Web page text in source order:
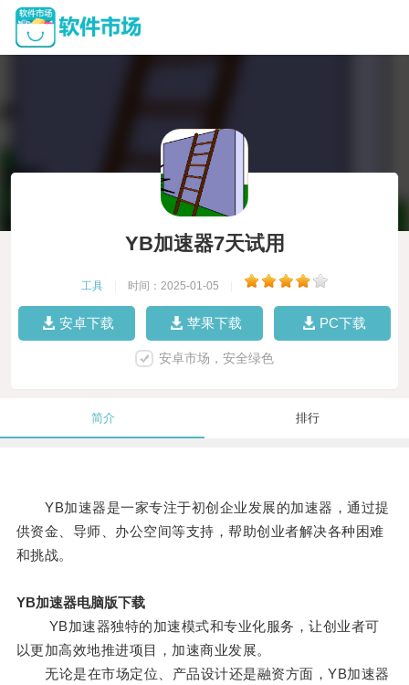
YB加速器7天试用
工具 时间：2025-01-05
安卓下载 苹果下载 PC下载
安卓市场，安全绿色
简介 排行
YB加速器是一家专注于初创企业发展的加速器，通过提
供资金、导师、办公空间等支持，帮助创业者解决各种困难
和挑战。
YB加速器电脑版下载
YB加速器独特的加速模式和专业化服务，让创业者可
以更加高效地推进项目，加速商业发展。
无论是在市场定位、产品设计还是融资方面，YB加速器